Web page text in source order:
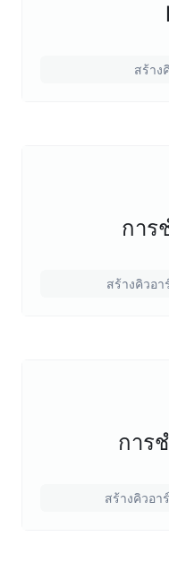
สร้าง
การ
สร้างคิวอา
การ
สร้างคิวอา